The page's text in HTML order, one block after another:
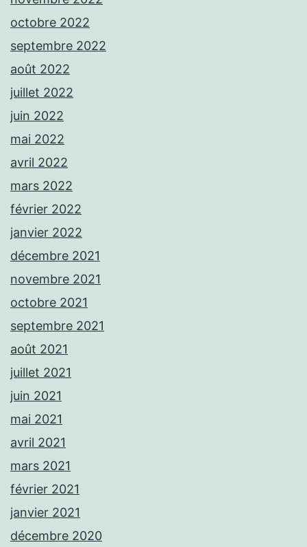
octobre 2022
septembre 2022
août 2022
juillet 2022
juin 2022
mai 2022
avril 2022
mars 2022
février 2022
janvier 2022
décembre 2021
novembre 2021
octobre 2021
septembre 2021
août 2021
juillet 2021
juin 2021
mai 2021
avril 2021
mars 2021
février 2021
janvier 2021
décembre 2020